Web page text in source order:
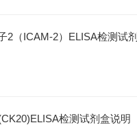
2（ICAM-2）ELISA检测试剂
检测试剂盒说明